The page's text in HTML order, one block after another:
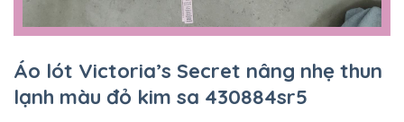
Áo lót Victoria’s Secret nâng nhẹ thun
lạnh màu đỏ kim sa 430884sr5